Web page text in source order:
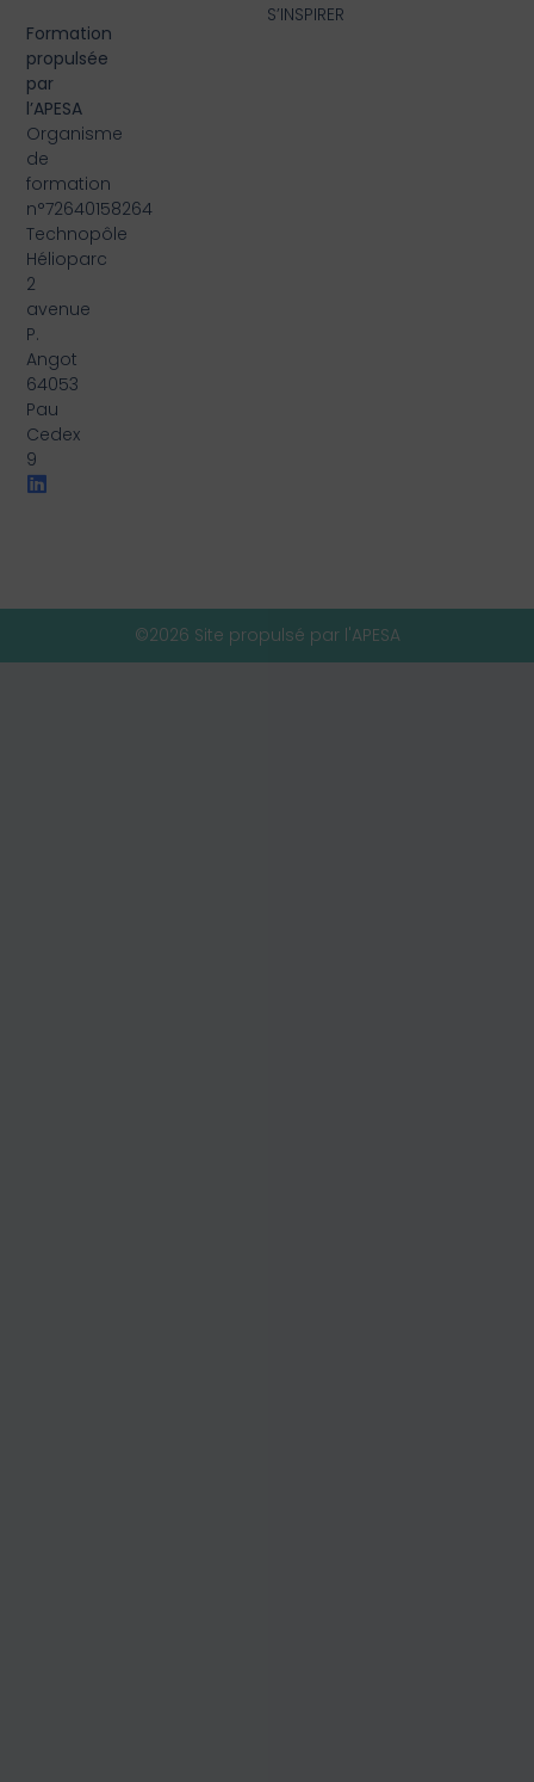
Formation
propulsée
par
l’APESA
Organisme
de
formation
n°72640158264
Technopôle
Hélioparc
2
avenue
P.
Angot
64053
Pau
Cedex
9
S’INSPIRER
©2026 Site propulsé par l'APESA